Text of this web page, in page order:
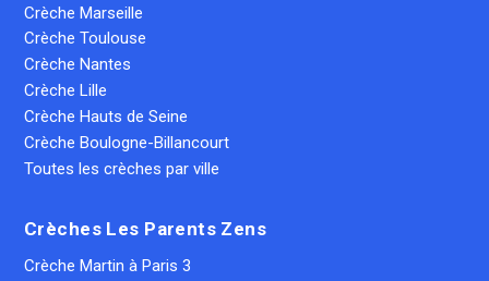
Crèche Marseille
Crèche Toulouse
Crèche Nantes
Crèche Lille
Crèche Hauts de Seine
Crèche Boulogne-Billancourt
Toutes les crèches par ville
Crèches Les Parents Zens
Crèche Martin à Paris 3